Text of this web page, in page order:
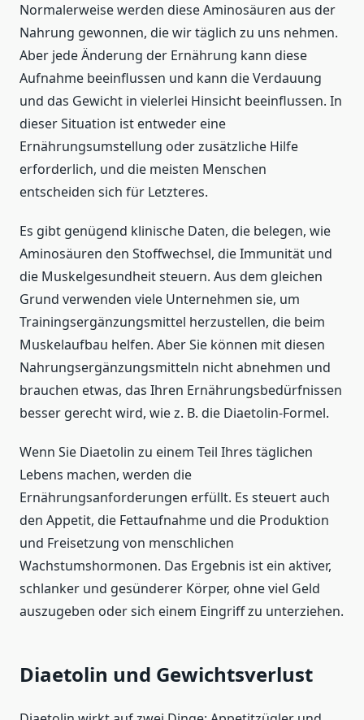
Normalerweise werden diese Aminosäuren aus der
Nahrung gewonnen, die wir täglich zu uns nehmen.
Aber jede Änderung der Ernährung kann diese
Aufnahme beeinflussen und kann die Verdauung
und das Gewicht in vielerlei Hinsicht beeinflussen. In
dieser Situation ist entweder eine
Ernährungsumstellung oder zusätzliche Hilfe
erforderlich, und die meisten Menschen
entscheiden sich für Letzteres.
Es gibt genügend klinische Daten, die belegen, wie
Aminosäuren den Stoffwechsel, die Immunität und
die Muskelgesundheit steuern. Aus dem gleichen
Grund verwenden viele Unternehmen sie, um
Trainingsergänzungsmittel herzustellen, die beim
Muskelaufbau helfen. Aber Sie können mit diesen
Nahrungsergänzungsmitteln nicht abnehmen und
brauchen etwas, das Ihren Ernährungsbedürfnissen
besser gerecht wird, wie z. B. die Diaetolin-Formel.
Wenn Sie Diaetolin zu einem Teil Ihres täglichen
Lebens machen, werden die
Ernährungsanforderungen erfüllt. Es steuert auch
den Appetit, die Fettaufnahme und die Produktion
und Freisetzung von menschlichen
Wachstumshormonen. Das Ergebnis ist ein aktiver,
schlanker und gesünderer Körper, ohne viel Geld
auszugeben oder sich einem Eingriff zu unterziehen.
Diaetolin und Gewichtsverlust